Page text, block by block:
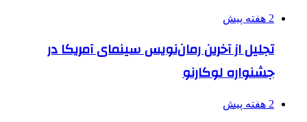
2 هفته پیش
تجلیل از آخرین رمان‌نویس سینمای آمریکا در
جشنواره لوکارنو
2 هفته پیش